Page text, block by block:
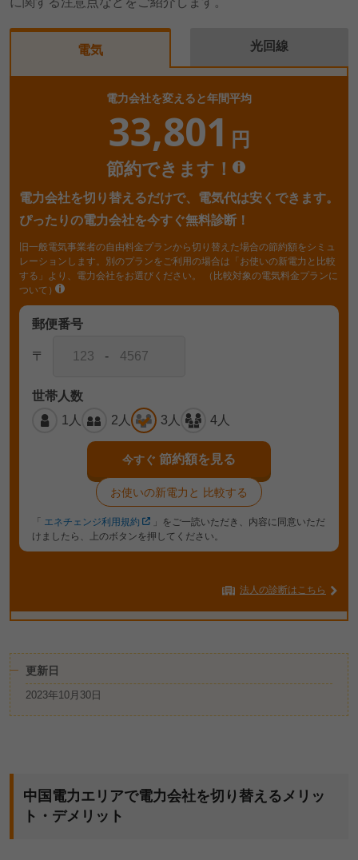
電気
電力会社を変えると年間平均
33,801 円
節約できます！
電力会社を切り替えるだけで、電気代は安くできます。
ぴったりの電力会社を今すぐ無料診断！
旧一般電気事業者の自由料金プランから切り替えた場合の節約額をシミュ
レーションします。別のプランをご利用の場合は「お使いの新電力と比較
する」より、電力会社をお選びください。
（比較対象の電気料金プランに
ついて）
郵便番号
〒 -
世帯人数
1人
2人 3人 4人
今すぐ 節約額を見る
お使いの新電力と 比較する
「 エネチェンジ利用規約
」をご一読いただき、内容に同意いただ
けましたら、上のボタンを押してください。
法人の診断はこちら
光回線
更新日
2023年10月30日
中国電力エリアで電力会社を切り替えるメリッ
ト・デメリット